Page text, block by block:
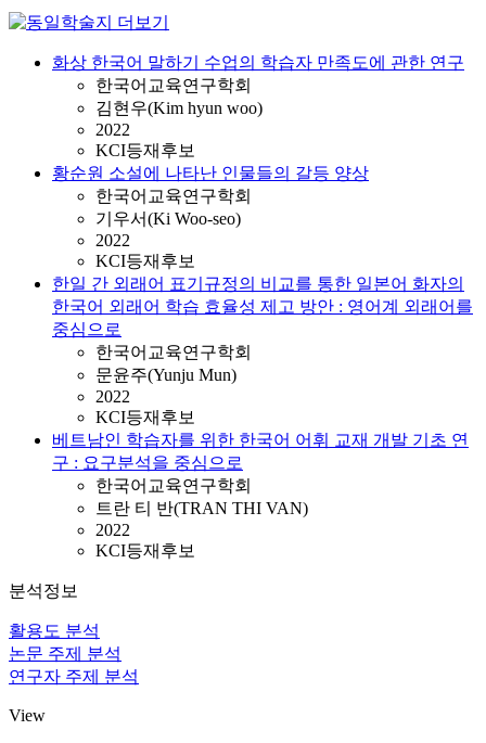
화상 한국어 말하기 수업의 학습자 만족도에 관한 연구
한국어교육연구학회
김현우(Kim hyun woo)
2022
KCI등재후보
황순원 소설에 나타난 인물들의 갈등 양상
한국어교육연구학회
기우서(Ki Woo-seo)
2022
KCI등재후보
한일 간 외래어 표기규정의 비교를 통한 일본어 화자의
한국어 외래어 학습 효율성 제고 방안 : 영어계 외래어를
중심으로
한국어교육연구학회
문윤주(Yunju Mun)
2022
KCI등재후보
베트남인 학습자를 위한 한국어 어휘 교재 개발 기초 연
구 : 요구분석을 중심으로
한국어교육연구학회
트란 티 반(TRAN THI VAN)
2022
KCI등재후보
분석정보
활용도 분석
논문 주제 분석
연구자 주제 분석
View